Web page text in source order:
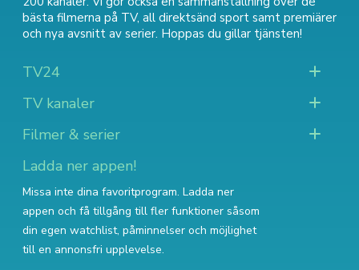
bästa filmerna på TV, all direktsänd sport samt premiärer
och nya avsnitt av serier. Hoppas du gillar tjänsten!
TV24
TV kanaler
Filmer & serier
Ladda ner appen!
Missa inte dina favoritprogram. Ladda ner
appen och få tillgång till fler funktioner såsom
din egen watchlist, påminnelser och möjlighet
till en annonsfri upplevelse.